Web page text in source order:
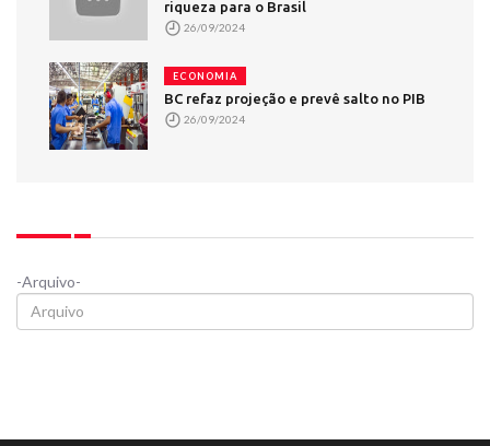
riqueza para o Brasil
26/09/2024
ECONOMIA
BC refaz projeção e prevê salto no PIB
26/09/2024
-Arquivo-